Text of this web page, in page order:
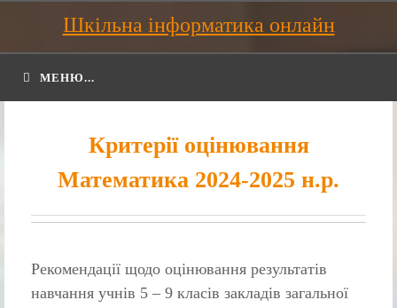
Шкільна інформатика онлайн
МЕНЮ...
Критерії оцінювання
Математика 2024-2025 н.р.
Рекомендації щодо оцінювання результатів
навчання учнів 5 – 9 класів закладів загальної